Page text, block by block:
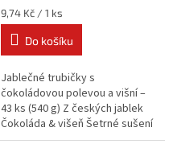
Měrná
cena:
9,74 Kč / 1 ks
Do košíku
Jablečné trubičky s
čokoládovou polevou a višní –
43 ks (540 g) Z českých jablek
Čokoláda & višeň Šetrné sušení
Ovocná pochoutka s...